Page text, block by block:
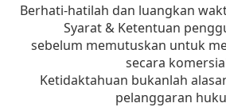
Berhati-hatilah dan luangkan
Syarat & Ketentuan
sebelum memutuskan untuk
secara
Ketidaktahuan bukanlah
pelanggaran